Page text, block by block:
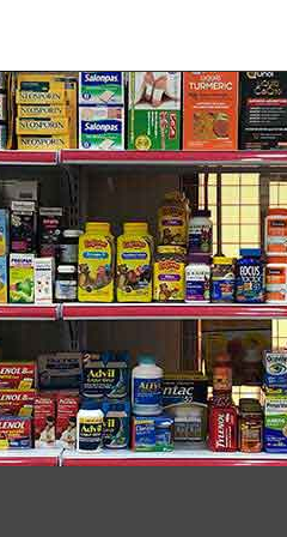
của màng tế bào. Tại đây
vậy MSM có tác dụng kháng
tóc.
cấu tạo bởi chuỗi dài gồm
và thành các động mạch.
cơn đau khớp và tránh tình